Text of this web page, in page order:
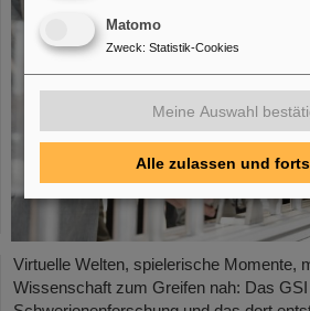
Virtuelle Welten, spielerische Momente,
Wissenschaft zum Greifen nah: Das
Matomo
Zweck: Statistik-Cookies
Meine Auswahl
Alle zulassen und